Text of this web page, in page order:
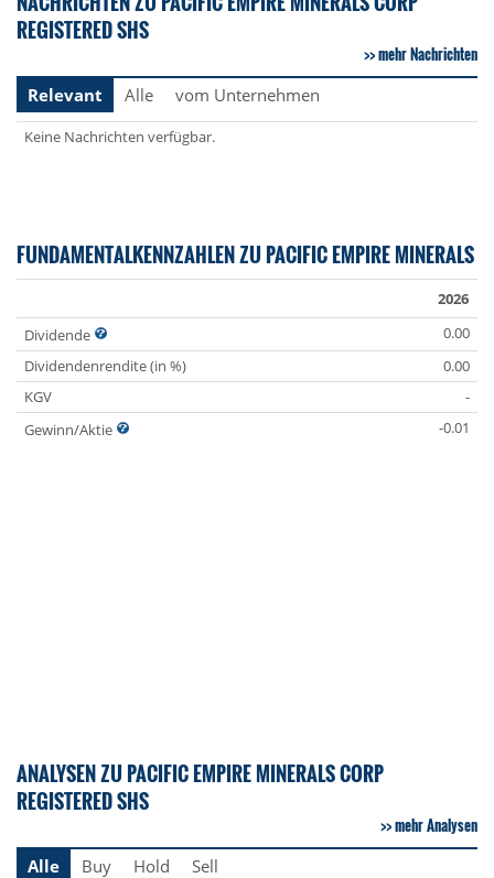
REGISTERED SHS
mehr Nachrichten
Relevant
Alle vom Unternehmen
Keine Nachrichten verfügbar.
FUNDAMENTALKENNZAHLEN ZU PACIFIC EMPIRE MINERALS
2026
Dividende
0.00
Dividendenrendite (in %)
0.00
KGV
-
Gewinn/Aktie
-0.01
ANALYSEN ZU PACIFIC EMPIRE MINERALS CORP
REGISTERED SHS
mehr Analysen
Alle
Buy Hold Sell